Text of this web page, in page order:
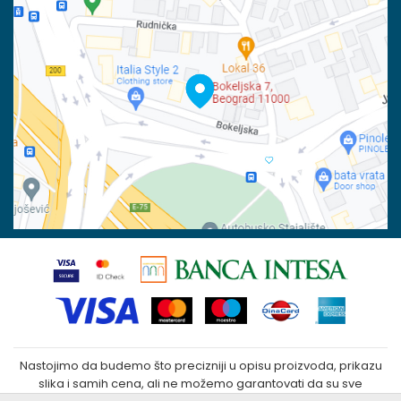
Račun
Banka Intesa 160-6000001244963-48
PIB:
100023031
Matični broj:
07790937
Isporuka
Pravo na odustajanje
Reklamacije
Povraćaj sredstava
Zamena veličine i zamena artikla za drugi
Kako kupiti
Nastojimo da budemo što precizniji u opisu proizvoda, prikazu
slika i samih cena, ali ne možemo garantovati da su sve